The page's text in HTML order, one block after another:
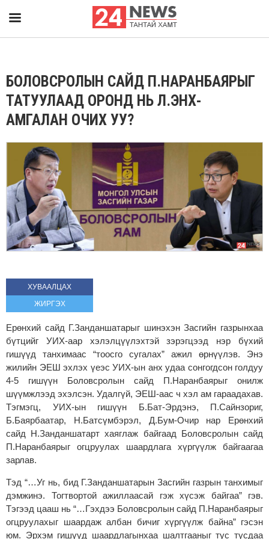
БОЛОВСРОЛЫН САЙД П.НАРАНБАЯРЫГ
ТАТУУЛААД ОРОНД НЬ Л.ЭНХ-
АМГАЛАН ОЧИХ УУ?
ХУВААЛЦАХ
ЖИРГЭХ
Ерөнхий сайд Г.Занданшатарыг шинэхэн Засгийн газрынхаа
бүтцийг УИХ-аар хэлэлцүүлэхтэй зэрэгцээд нэр бүхий
гишүүд танхимаас “тоосго сугалах” ажил өрнүүлэв. Энэ
жилийн ЭЕШ эхлэх үеэс УИХ-ын анх удаа сонгогдсон голдуу
4-5 гишүүн Боловсролын сайд П.Наранбаярыг онилж
шүүмжлээд эхэлсэн. Удалгүй, ЭЕШ-аас ч хэл ам гараадахав.
Тэгмэгц, УИХ-ын гишүүн Б.Бат-Эрдэнэ, П.Сайнзориг,
Б.Баярбаатар, Н.Батсүмбэрэл, Д.Бум-Очир нар Ерөнхий
сайд Н.Занданшатарт хаяглаж байгаад Боловсролын сайд
П.Наранбаярыг огцруулах шаардлага хүргүүлж байгаагаа
зарлав.
Тэд “…Уг нь, бид Г.Занданшатарын Засгийн газрын танхимыг
дэмжинэ. Тогтвортой ажиллаасай гэж хүсэж байгаа” гэв.
Тэгээд цааш нь “…Гэхдээ Боловсролын сайд П.Наранбаярыг
огцруулахыг шаардаж албан бичиг хүргүүлж байна” гэсэн
юм. Эрхэм гишүүд шаардлагынхаа шалтгааныг тус тусдаа